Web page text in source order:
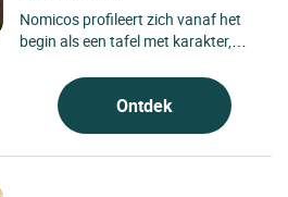
Nomicos profileert zich vanaf het
begin als een tafel met karakter,
het hart van het...
Ontdek